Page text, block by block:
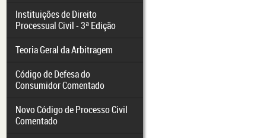
Instituições de Direito
Processual Civil - 3ª Edição
Teoria Geral da Arbitragem
Código de Defesa do
Consumidor Comentado
Novo Código de Processo Civil
Comentado